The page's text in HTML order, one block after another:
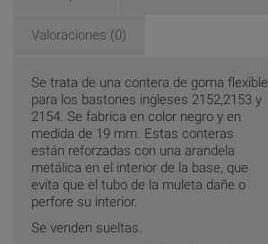
Valoraciones (0)
Se trata de una contera de goma flexible
para los bastones ingleses 2152,2153 y
2154. Se fabrica en color negro y en
medida de 19 mm. Estas conteras
están reforzadas con una arandela
metálica en el interior de la base, que
evita que el tubo de la muleta dañe o
perfore su interior.
Se venden sueltas.